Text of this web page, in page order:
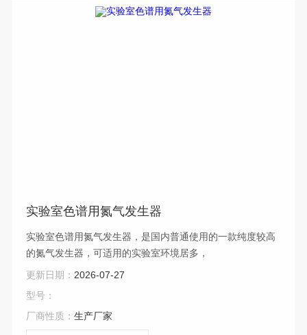
实验室色谱用氮气发生器
实验室色谱用氮气发生器，是国内普通使用的一款纯度较高
的氮气发生器，可适用的实验室环境居多，
更新日期： 2026-07-27
型号：
厂商性质： 生产厂家